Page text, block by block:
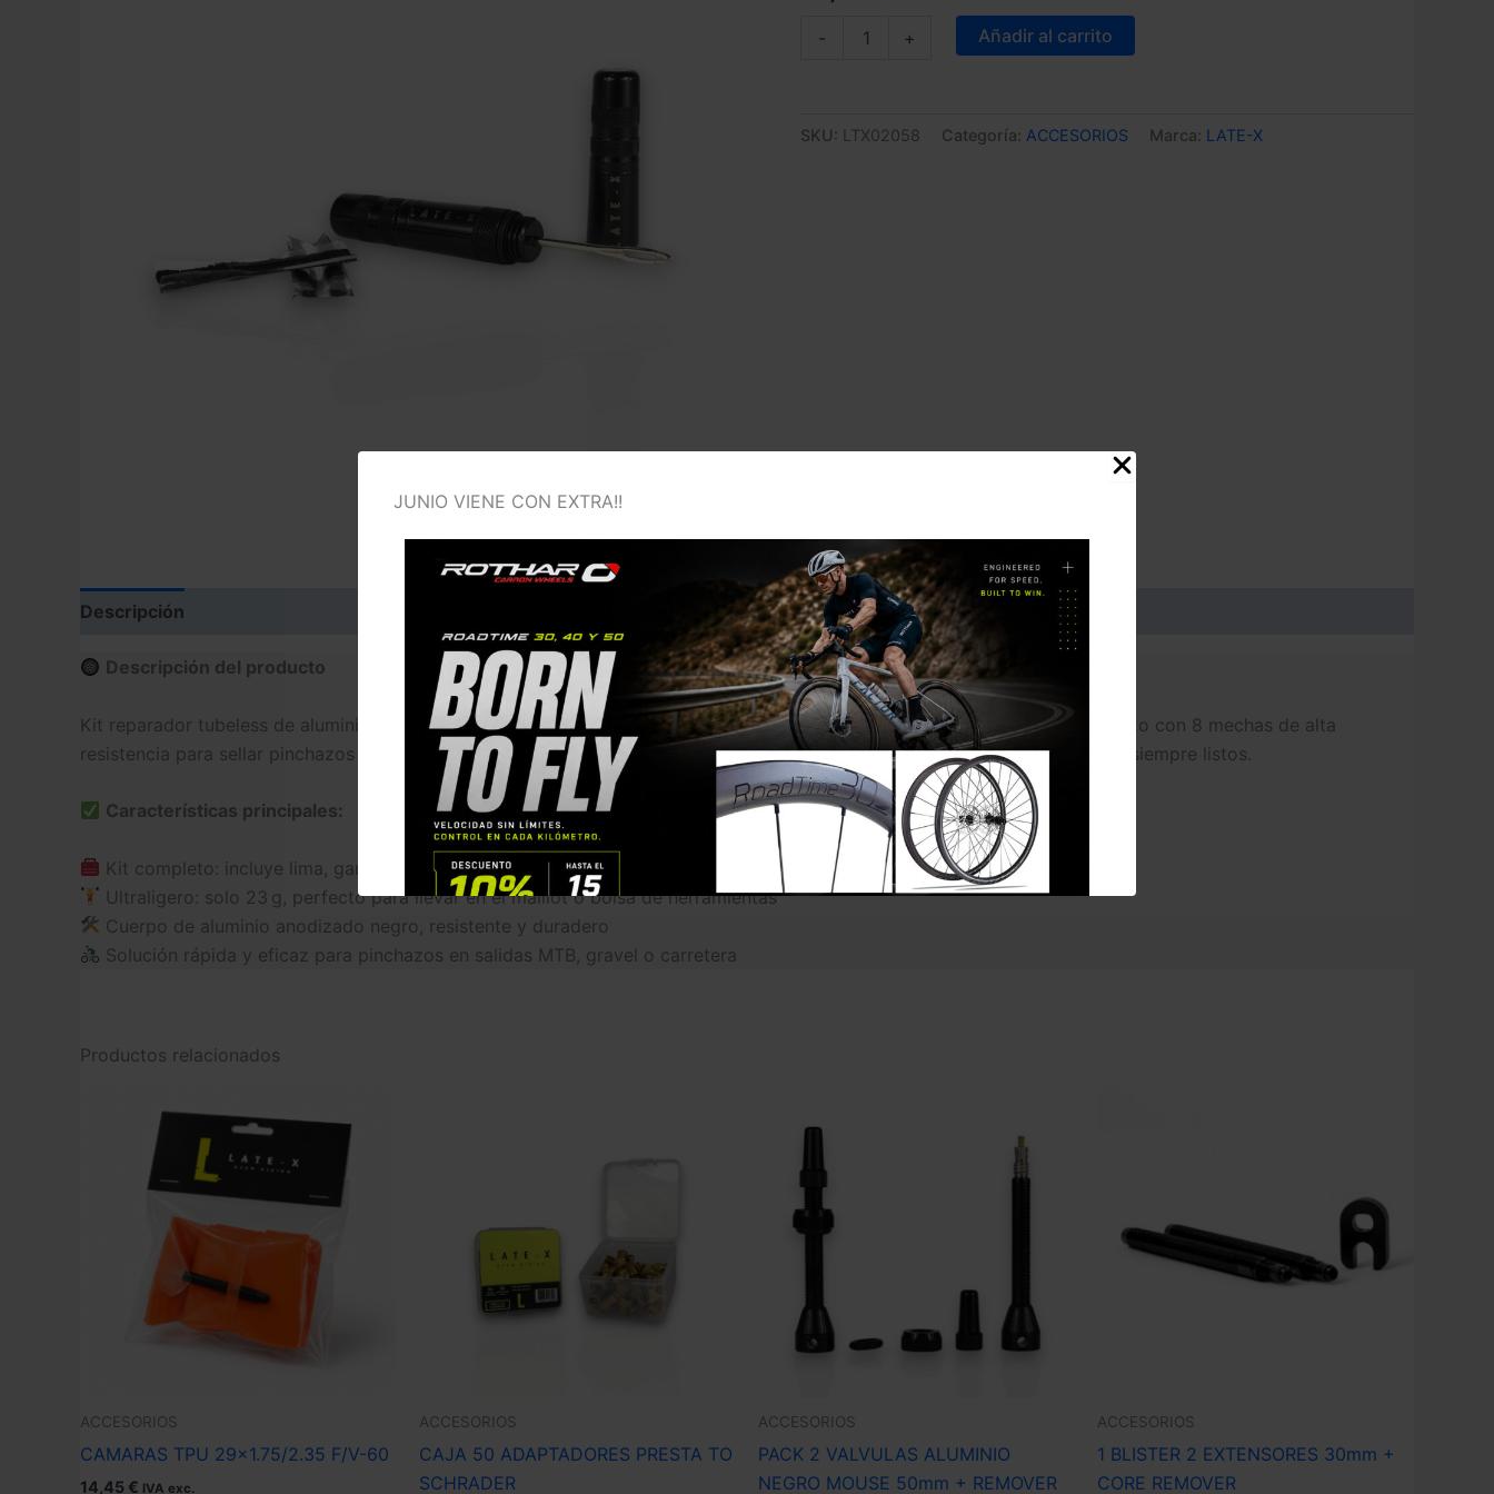
JUNIO VIENE CON EXTRA!!
-
REPARACIÓN
+ Añadir al carrito
SKU: LTX02058 Categoría: ACCESORIOS Marca: LATE-X
Descripción
Descripción del producto
Kit reparador tubeless de aluminio negro, compacto y ligero (23g). Incluye una lima y gancho para facilitar la reparación, junto con 8 mechas de alta
resistencia para sellar pinchazos de forma rápida y efectiva. Ideal para llevar en cualquier salida y mantener tus neumáticos siempre listos.
Características principales:
Kit completo: incluye lima, gancho y 8 mechas de alta resistencia
Ultraligero: solo 23 g, perfecto para llevar en el maillot o bolsa de herramientas
Cuerpo de aluminio anodizado negro, resistente y duradero
Solución rápida y eficaz para pinchazos en salidas MTB, gravel o carretera
Productos relacionados
ACCESORIOS
CAMARAS TPU 29×1.75/2.35 F/V-60
14,45 € IVA exc.
ACCESORIOS
CAJA 50 ADAPTADORES PRESTA TO
SCHRADER
ACCESORIOS
PACK 2 VALVULAS ALUMINIO
NEGRO MOUSE 50mm + REMOVER
ACCESORIOS
1 BLISTER 2 EXTENSORES 30mm +
CORE REMOVER